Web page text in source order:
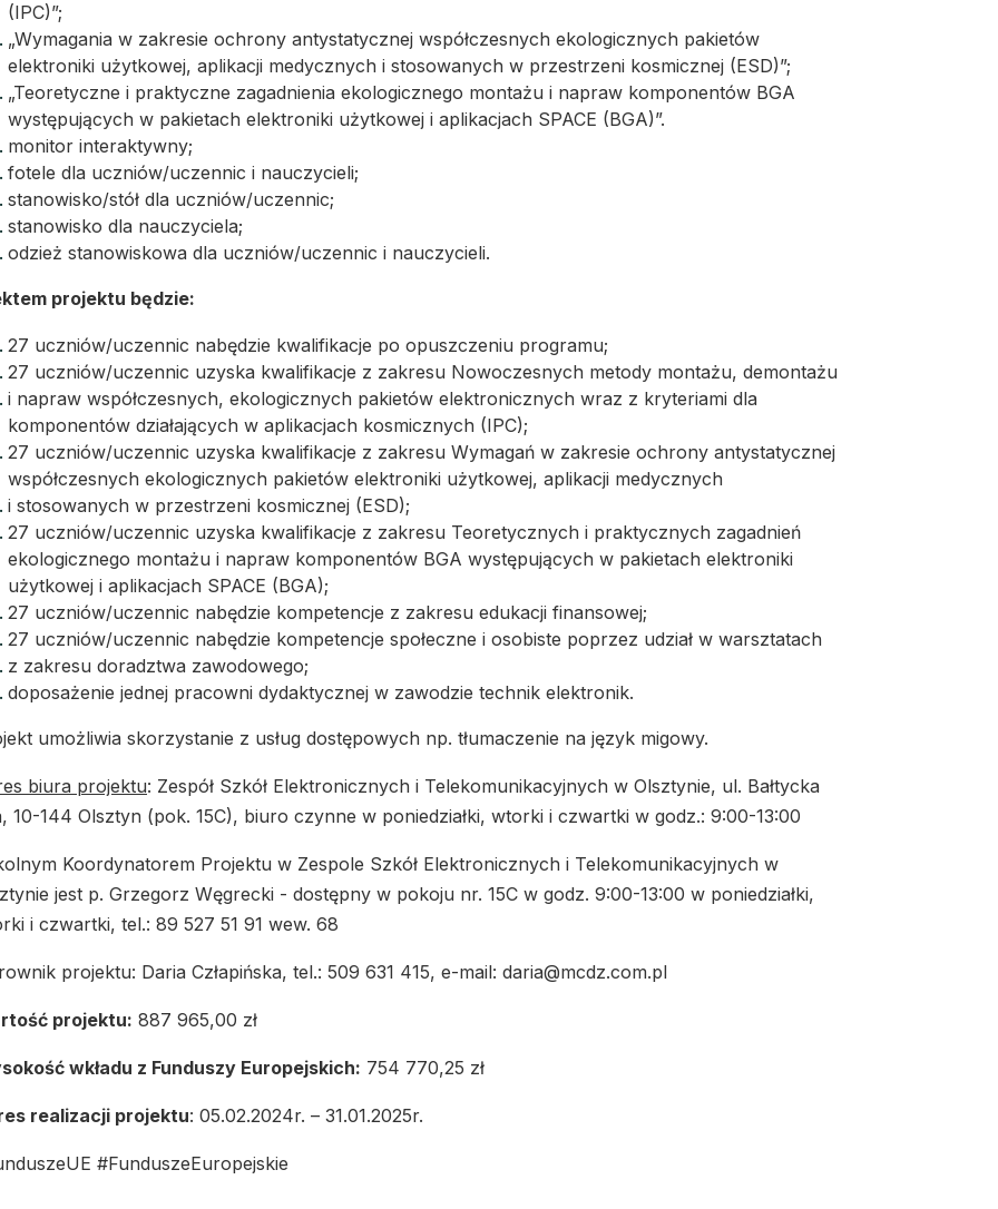
(IPC)”;
„Wymagania w zakresie ochrony antystatycznej współczesnych ekologicznych pakietów
elektroniki użytkowej, aplikacji medycznych i stosowanych w przestrzeni kosmicznej (ESD)”;
„Teoretyczne i praktyczne zagadnienia ekologicznego montażu i napraw komponentów BGA
występujących w pakietach elektroniki użytkowej i aplikacjach SPACE (BGA)”.
monitor interaktywny;
fotele dla uczniów/uczennic i nauczycieli;
stanowisko/stół dla uczniów/uczennic;
stanowisko dla nauczyciela;
odzież stanowiskowa dla uczniów/uczennic i nauczycieli.
projektu będzie:
27 uczniów/uczennic nabędzie kwalifikacje po opuszczeniu programu;
27 uczniów/uczennic uzyska kwalifikacje z zakresu Nowoczesnych metody montażu, demontażu
i napraw współczesnych, ekologicznych pakietów elektronicznych wraz z kryteriami dla
komponentów działających w aplikacjach kosmicznych (IPC);
27 uczniów/uczennic uzyska kwalifikacje z zakresu Wymagań w zakresie ochrony antystatycznej
współczesnych ekologicznych pakietów elektroniki użytkowej, aplikacji medycznych
i stosowanych w przestrzeni kosmicznej (ESD);
27 uczniów/uczennic uzyska kwalifikacje z zakresu Teoretycznych i praktycznych zagadnień
ekologicznego montażu i napraw komponentów BGA występujących w pakietach elektroniki
użytkowej i aplikacjach SPACE (BGA);
27 uczniów/uczennic nabędzie kompetencje z zakresu edukacji finansowej;
27 uczniów/uczennic nabędzie kompetencje społeczne i osobiste poprzez udział w warsztatach
z zakresu doradztwa zawodowego;
doposażenie jednej pracowni dydaktycznej w zawodzie technik elektronik.
umożliwia skorzystanie z usług dostępowych np. tłumaczenie na język migowy.
biura projektu: Zespół Szkół Elektronicznych i Telekomunikacyjnych w Olsztynie, ul. Bałtycka
10-144 Olsztyn (pok. 15C), biuro czynne w poniedziałki, wtorki i czwartki w godz.: 9:00-13:00
Koordynatorem Projektu w Zespole Szkół Elektronicznych i Telekomunikacyjnych w
jest p. Grzegorz Węgrecki - dostępny w pokoju nr. 15C w godz. 9:00-13:00 w poniedziałki,
i czwartki, tel.: 89 527 51 91 wew. 68
projektu: Daria Człapińska, tel.: 509 631 415, e-mail: daria@mcdz.com.pl
projektu: 887 965,00 zł
wkładu z Funduszy Europejskich: 754 770,25 zł
realizacji projektu: 05.02.2024r. – 31.01.2025r.
#FunduszeEuropejskie